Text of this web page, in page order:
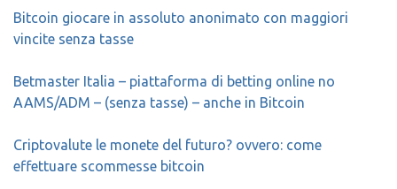
Bitcoin giocare in assoluto anonimato con maggiori
vincite senza tasse
Betmaster Italia – piattaforma di betting online no
AAMS/ADM – (senza tasse) – anche in Bitcoin
Criptovalute le monete del futuro? ovvero: come
effettuare scommesse bitcoin